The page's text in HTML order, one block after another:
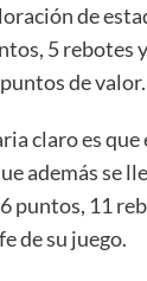
de
5 rebotes
de valor.
claro es que
además se
puntos, 11
de su juego.